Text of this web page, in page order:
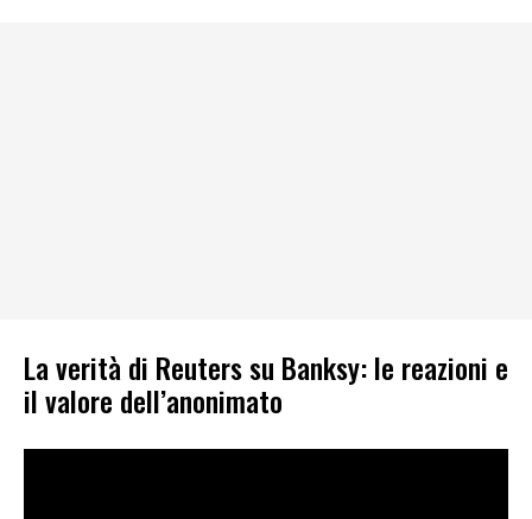
La verità di Reuters su Banksy: le reazioni e
il valore dell’anonimato